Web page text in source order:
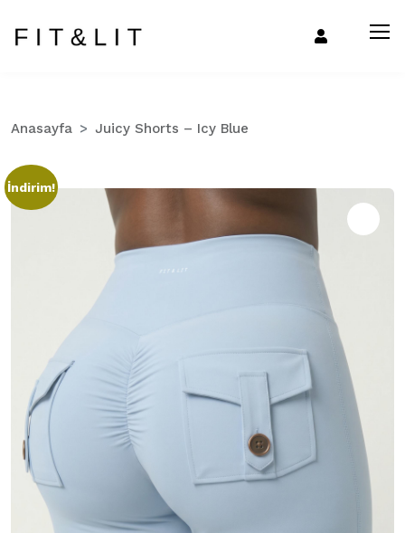
Anasayfa Juicy Shorts – Icy Blue
İndirim!